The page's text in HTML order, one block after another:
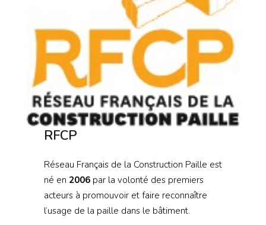
RFCP
Réseau Français de la Construction Paille est
né en 2006par la volonté des premiers
acteurs à promouvoir et faire reconnaître
l’usage de la paille dans le bâtiment.